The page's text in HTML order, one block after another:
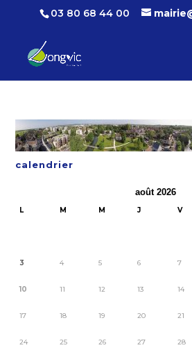
03 80 68 44 00
calendrier
août 2026
L M M J V
3 4 5 6 7
10 11 12 13 14
17 18 19 20 21
24 25 26 27 28